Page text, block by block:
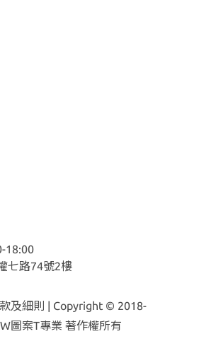
18:00
七路74號2樓
及細則
| Copyright © 2018-
圖案T專業 著作權所有